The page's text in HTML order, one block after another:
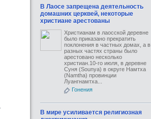
В Лаосе запрещена деятельность
домашних церквей, некоторые
христиане арестованы
Христианам в лаосской деревне
было приказано прекратить
поклонения в частных домах, а в
разных частях страны было
арестовано несколько
христиан.10-го июля, в деревне
Суня (Sounya) в округе Намтха
(Namtha) провинции
Луангнамтха...
Гонения
В мире усиливается религиозная